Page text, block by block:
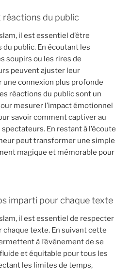
du public
il est essentiel d’être
public. En écoutant les
soupirs ou les rires de
peuvent ajuster leur
connexion plus profonde
réactions du public sont un
mesurer l’impact émotionnel
savoir comment captiver au
En restant à l’écoute
peut transformer une simple
magique et mémorable pour
imparti pour chaque texte
il est essentiel de respecter
texte. En suivant cette
à l’événement de se
et équitable pour tous les
les limites de temps,